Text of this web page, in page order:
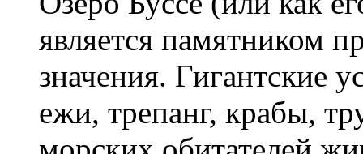
является памятником
значения. Гигантские
ежи, трепанг, крабы,